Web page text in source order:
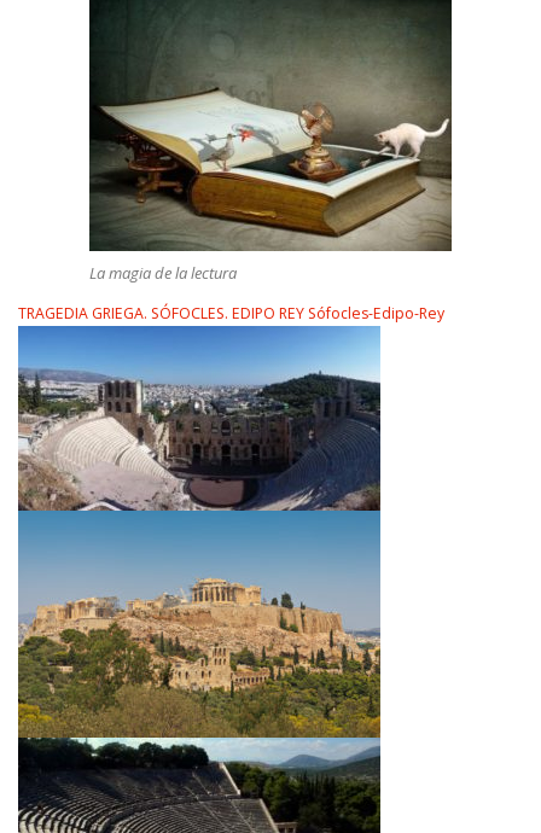
La magia de la lectura
TRAGEDIA GRIEGA. SÓFOCLES. EDIPO REY Sófocles-Edipo-Rey